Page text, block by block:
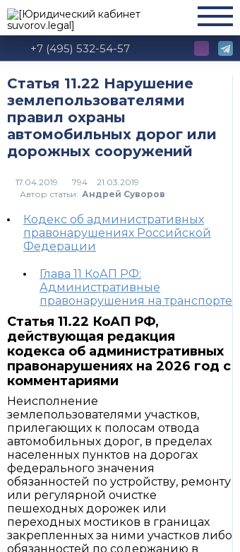
+7 (495) 532-54-57
Статья 11.22 Нарушение
землепользователями
правил охраны
автомобильных дорог или
дорожных сооружений
794
Автор статьи: Андрей Суворов
Кодекс об административных
правонарушениях Российской
Федерации
Глава 11 КоАП РФ:
Административные
правонарушения на транспорте
Статья 11.22 КоАП РФ,
действующая редакция
кодекса об административных
правонарушениях на 2026 год с
комментариями
Неисполнение
землепользователями участков,
прилегающих к полосам отвода
автомобильных дорог, в пределах
населенных пунктов на дорогах
федерального значения
обязанностей по устройству, ремонту
или регулярной очистке
пешеходных дорожек или
переходных мостиков в границах
закрепленных за ними участков либо
обязанностей по содержанию в